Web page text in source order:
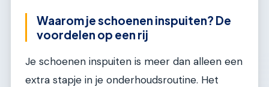
Waarom je schoenen inspuiten? De
voordelen op een rij
Je schoenen inspuiten is meer dan alleen een
extra stapje in je onderhoudsroutine. Het